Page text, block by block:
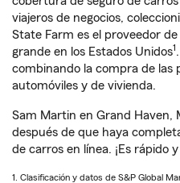
viajeros de negocios,
State Farm es el proveedor
grande en los Estados Unidos1
combinando la compra de las
automóviles y de vivienda.
Sam Martin en Grand Haven,
después de que haya
de carros en línea. ¡Es rápido
1. Clasificación y datos de S&P Global